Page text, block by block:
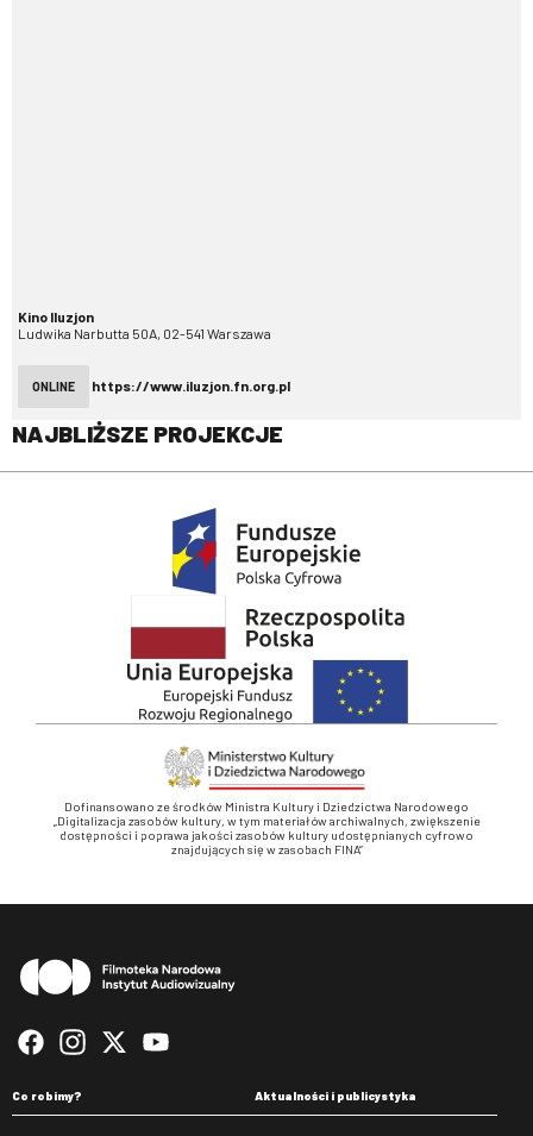
Kino Iluzjon
Ludwika Narbutta 50A, 02-541 Warszawa
ONLINE https://www.iluzjon.fn.org.pl
NAJBLIŻSZE PROJEKCJE
Dofinansowano ze środków Ministra Kultury i Dziedzictwa Narodowego
„Digitalizacja zasobów kultury, w tym materiałów archiwalnych, zwiększenie
dostępności i poprawa jakości zasobów kultury udostępnianych cyfrowo
znajdujących się w zasobach FINA”
Co robimy? Aktualności i publicystyka